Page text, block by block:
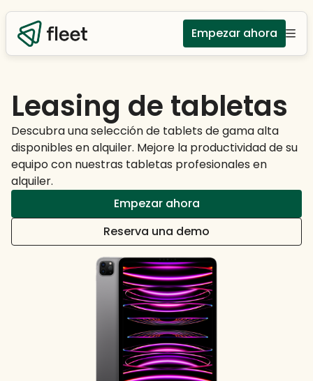
Empezar ahora
Leasing de tabletas
Descubra una selección de tablets de gama alta
disponibles en alquiler. Mejore la productividad de su
equipo con nuestras tabletas profesionales en
alquiler.
Empezar ahora
Reserva una demo